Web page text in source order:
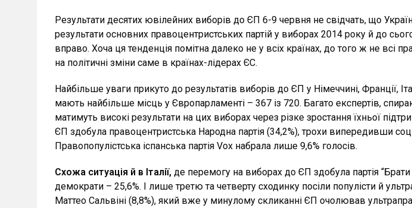
Результати десятих ювілейних виборів до ЄП 6-9 червня не свідчать, що
результати основних правоцентристських партій у виборах 2014 року й до
вправо. Хоча ця тенденція помітна далеко не у всіх країнах, до того ж не всі
на політичні зміни саме в країнах-лідерах ЄС.
Найбільше уваги прикуто до результатів виборів до ЄП у Німеччині, Франції,
мають найбільше місць у Європарламенті – 367 із 720. Багато експертів,
матимуть високі результати на цих виборах через різке зростання їхньої
ЄП здобула правоцентристська Народна партія (34,2%), трохи випередивши
Правопопулістська іспанська партія Vox набрала лише 9,6% голосів.
Схожа ситуація й в Італії, де перемогу на виборах до ЄП здобула партія
демократи – 25,6%. І лише третю та четверту сходинку посіли популісти й
Маттео Сальвіні (8,8%), який вже у минулому скликанні ЄП очолював